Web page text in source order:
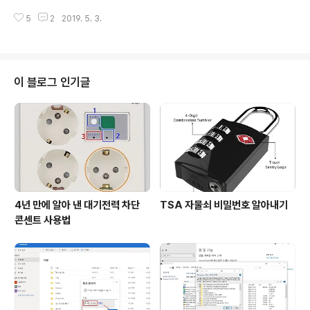
십을 일기로 세상을 떠난 아버지의 마지막 소원은 '초라하
관하여 소개합니다. 7일 단식 후 회복식 첫 주는 미음에서
니다만, 가끔 아침에 과일이나 요거트 등을 먹거나 쥬스나
차를 마셨지요. 단식 후에는 점심까지 아무 것도 먹지 않는
'오전불식'으로 식습관을 다시 세웠습니다. '오전불식'은 자
연스럽게 요즘 유행하는 간헐적 단식이 됩니다. 저녁 식사
를 마치고 나면 다음 날 점심 식사 때까지 물 이외의 어떤
것도 먹지 않으니..
5 2 2019. 5. 3.
이 블로그 인기글
4년 만에 알아 낸 대기전력 차단
콘센트 사용법
TSA 자물쇠 비밀번호 알아내기